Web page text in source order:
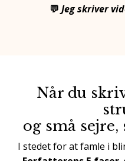
💬 Jeg skriver
Når du
og små sejre,
I stedet for at famle i